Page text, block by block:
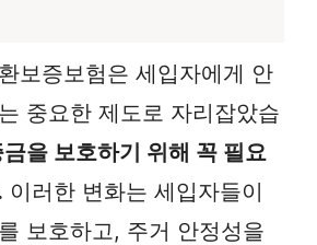
보증보험은 세입자에게 안
중요한 제도로 자리잡았습
을 보호하기 위해 꼭 필요
이러한 변화는 세입자들이
보호하고, 주거 안정성을